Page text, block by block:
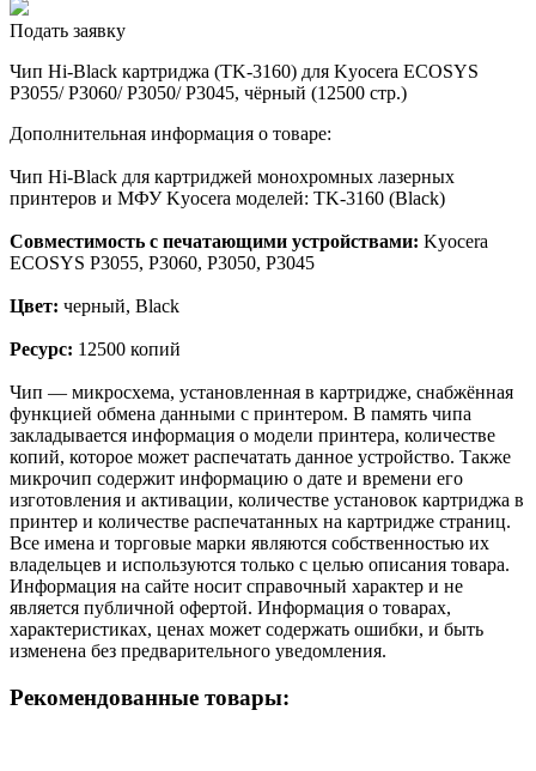
Подать заявку
Чип Hi-Black картриджа (TK-3160) для Kyocera ECOSYS
P3055/ P3060/ P3050/ P3045, чёрный (12500 стр.)
Дополнительная информация о товаре:
Чип Hi-Black для картриджей монохромных лазерных
принтеров и МФУ Kyocera моделей: TK-3160 (Black)
Совместимость с печатающими устройствами: Kyocera
ECOSYS P3055, P3060, P3050, P3045
Цвет: черный, Black
Ресурс: 12500 копий
Чип — микросхема, установленная в картридже, снабжённая
функцией обмена данными с принтером. В память чипа
закладывается информация о модели принтера, количестве
копий, которое может распечатать данное устройство. Также
микрочип содержит информацию о дате и времени его
изготовления и активации, количестве установок картриджа в
принтер и количестве распечатанных на картридже страниц.
Все имена и торговые марки являются собственностью их
владельцев и используются только с целью описания товара.
Информация на сайте носит справочный характер и не
является публичной офертой. Информация о товарах,
характеристиках, ценах может содержать ошибки, и быть
изменена без предварительного уведомления.
Рекомендованные товары: